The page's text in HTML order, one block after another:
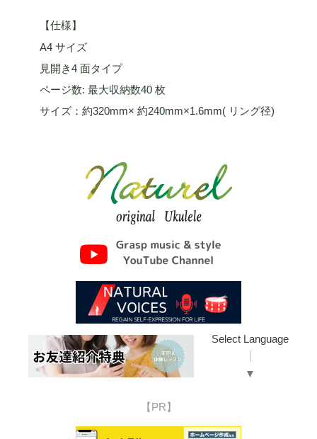
【仕様】
A4 サイズ
見開き4 面タイプ
ページ数: 最大収納数40 枚
サイズ：約320mm× 約240mm×1.6mm( リング径)
Select Language
▼
【PR】